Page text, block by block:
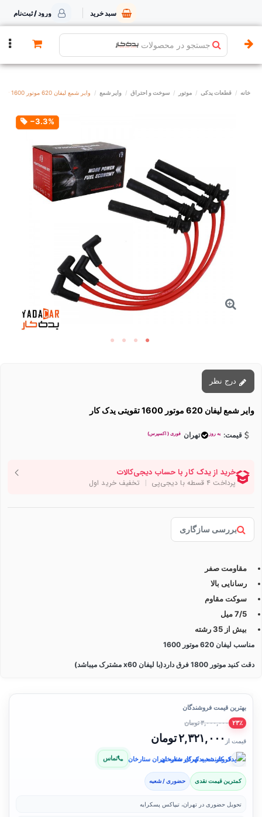
سبد خرید ورود / ثبت‌نام
جستجو در محصولات
خانه قطعات یدکی موتور سوخت و احتراق وایر شمع وایر شمع لیفان 620 موتور 1600 تقویتی یدک کار
‎−3.3%
وایر شمع لیفان 620 موتور 1600 تقویتی یدک کار
قیمت: به روز تهران فوری ( اکسپرس)
بررسی سازگاری
مقاومت صفر
رسانایی بالا
سوکت مقاوم
7/5 میل
بیش از 35 رشته
مناسب لیفان 620 موتور 1600
دقت کنید موتور 1800 فرق دارد(با لیفان x60 مشترک میباشد)
بهترین قیمت فروشندگان
۲۳٪ ۳,۰۰۰,۰۰۰ تومان
قیمت از ۲,۳۲۱,۰۰۰ تومان
فروشنده: یدک کار شعبه تهران ستارخان تماس
کمترین قیمت نقدی حضوری / شعبه
تحویل حضوری در تهران، تیپاکس پسکرایه